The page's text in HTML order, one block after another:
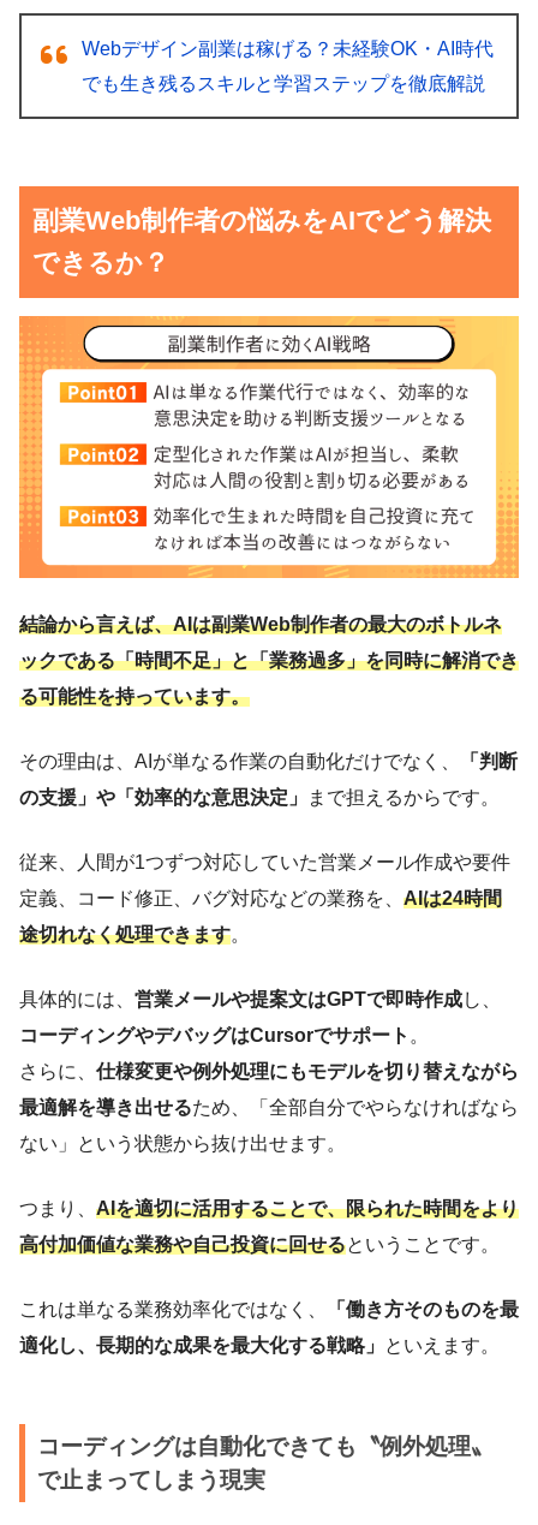
Webデザイン副業は稼げる？未経験OK・AI時代
でも生き残るスキルと学習ステップを徹底解説
副業Web制作者の悩みをAIでどう解決
できるか？
結論から言えば、AIは副業Web制作者の最大のボトルネ
ックである「時間不足」と「業務過多」を同時に解消でき
る可能性を持っています。
その理由は、AIが単なる作業の自動化だけでなく、
「判断
の支援」や「効率的な意思決定」
まで担えるからです。
従来、人間が1つずつ対応していた営業メール作成や要件
定義、コード修正、バグ対応などの業務を、 AIは24時間
途切れなく処理できます。
具体的には、 営業メールや提案文はGPTで即時作成し、
コーディングやデバッグはCursorでサポート 。
さらに、 仕様変更や例外処理にもモデルを切り替えながら
最適解を導き出せるため、「全部自分でやらなければなら
ない」という状態から抜け出せます。
つまり、 AIを適切に活用することで、限られた時間をより
高付加価値な業務や自己投資に回せるということです。
これは単なる業務効率化ではなく、
「働き方そのものを最
適化し、長期的な成果を最大化する戦略」 といえます。
コーディングは自動化できても〝例外処理〟
で止まってしまう現実